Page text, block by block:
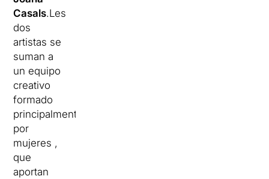
Casals.Les
dos
artistas se
suman a
un equipo
creativo
formado
principalmente
por
mujeres ,
que
aportan